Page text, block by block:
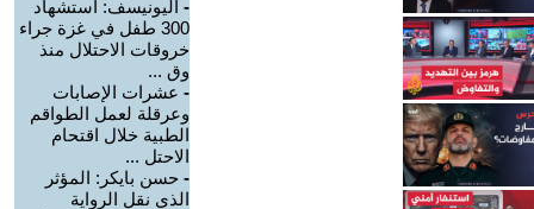
- اليونيسف: استشهاد
300 طفل في غزة جراء
خروقات الاحتلال منذ
وق ...
- عشرات الإصابات
وعرقلة لعمل الطواقم
الطبية خلال اقتحام
الاحتل ...
- حسن بايكر: المؤثر
الذي نقل الرواية